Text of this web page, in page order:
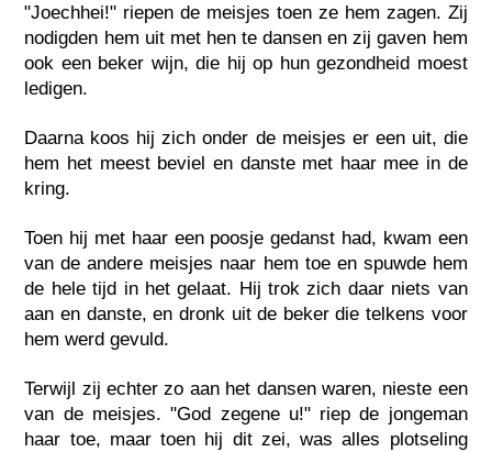
"Joechhei!" riepen de meisjes toen ze hem zagen. Zij
nodigden hem uit met hen te dansen en zij gaven hem
ook een beker wijn, die hij op hun gezondheid moest
ledigen.
Daarna koos hij zich onder de meisjes er een uit, die
hem het meest beviel en danste met haar mee in de
kring.
Toen hij met haar een poosje gedanst had, kwam een
van de andere meisjes naar hem toe en spuwde hem
de hele tijd in het gelaat. Hij trok zich daar niets van
aan en danste, en dronk uit de beker die telkens voor
hem werd gevuld.
Terwijl zij echter zo aan het dansen waren, nieste een
van de meisjes. "God zegene u!" riep de jongeman
haar toe, maar toen hij dit zei, was alles plotseling